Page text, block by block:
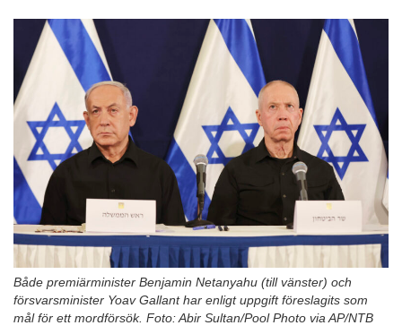
Både premiärminister Benjamin Netanyahu (till vänster) och
försvarsminister Yoav Gallant har enligt uppgift föreslagits som
mål för ett mordförsök. Foto: Abir Sultan/Pool Photo via AP/NTB